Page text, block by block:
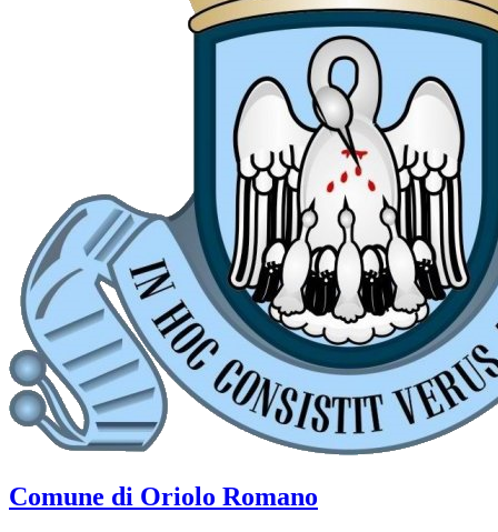
Comune di Oriolo Romano